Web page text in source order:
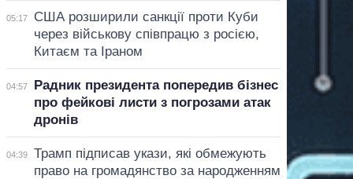
05:17
США розширили санкції проти Куби
через військову співпрацю з росією,
Китаєм та Іраном
04:57
Радник президента попередив бізнес
про фейкові листи з погрозами атак
дронів
04:39
Трамп підписав укази, які обмежують
право на громадянство за народженням